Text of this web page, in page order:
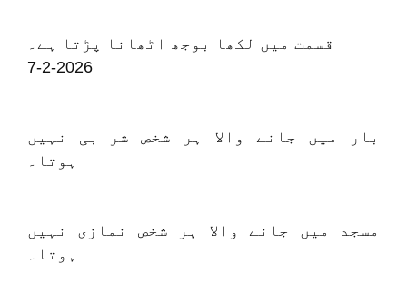
قسمت میں لکھا بوجھ اٹھانا پڑتا ہے۔
7-2-2026
بار میں جانے والا ہر شخص شرابی نہیں
ہوتا۔
مسجد میں جانے والا ہر شخص نمازی نہیں
ہوتا۔